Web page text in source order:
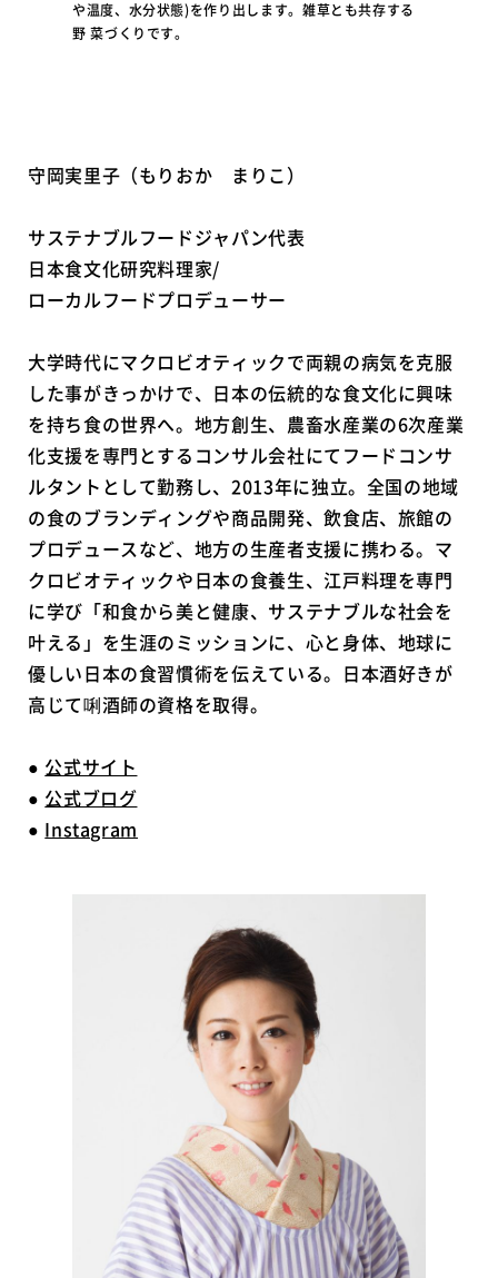
や温度、水分状態)を作り出します。雑草とも共存する
野 菜づくりです。
守岡実里子（もりおか まりこ）
サステナブルフードジャパン代表
日本食文化研究料理家/
ローカルフードプロデューサー
大学時代にマクロビオティックで両親の病気を克服
した事がきっかけで、日本の伝統的な食文化に興味
を持ち食の世界へ。地方創生、農畜水産業の6次産業
化支援を専門とするコンサル会社にてフードコンサ
ルタントとして勤務し、2013年に独立。全国の地域
の食のブランディングや商品開発、飲食店、旅館の
プロデュースなど、地方の生産者支援に携わる。マ
クロビオティックや日本の食養生、江戸料理を専門
に学び「和食から美と健康、サステナブルな社会を
叶える」を生涯のミッションに、心と身体、地球に
優しい日本の食習慣術を伝えている。日本酒好きが
高じて唎酒師の資格を取得。
● 公式サイト
● 公式ブログ
● Instagram